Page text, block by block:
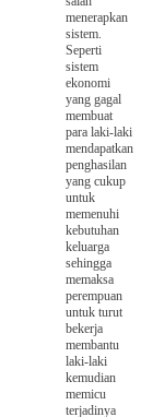
menerapkan
sistem.
Seperti
sistem
ekonomi
yang gagal
membuat
para laki-laki
mendapatkan
penghasilan
yang cukup
untuk
memenuhi
kebutuhan
keluarga
sehingga
memaksa
perempuan
untuk turut
bekerja
membantu
laki-laki
kemudian
memicu
terjadinya